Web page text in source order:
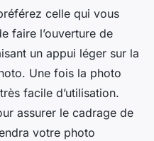
celle qui vous
faire l’ouverture de
un appui léger sur la
Une fois la photo
facile d’utilisation.
assurer le cadrage de
votre photo